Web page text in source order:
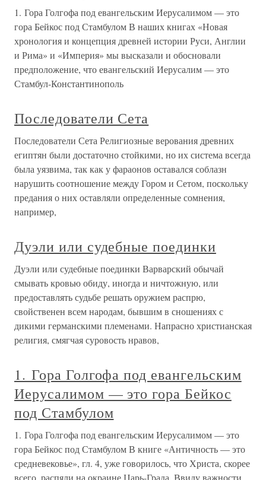
1. Гора Голгофа под евангельским Иерусалимом — это
гора Бейкос под Стамбулом В наших книгах «Новая
хронология и концепция древней истории Руси, Англии
и Рима» и «Империя» мы высказали и обосновали
предположение, что евангельский Иерусалим — это
Стамбул-Константинополь
Последователи Сета
Последователи Сета Религиозные верования древних
египтян были достаточно стойкими, но их система всегда
была уязвима, так как у фараонов оставался соблазн
нарушить соотношение между Гором и Сетом, поскольку
предания о них оставляли определенные сомнения,
например,
Дуэли или судебные поединки
Дуэли или судебные поединки Варварский обычай
смывать кровью обиду, иногда и ничтожную, или
предоставлять судьбе решать оружием распрю,
свойственен всем народам, бывшим в сношениях с
дикими германскими племенами. Напрасно христианская
религия, смягчая суровость нравов,
1. Гора Голгофа под евангельским
Иерусалимом — это гора Бейкос
под Стамбулом
1. Гора Голгофа под евангельским Иерусалимом — это
гора Бейкос под Стамбулом В книге «Античность — это
средневековье», гл. 4, уже говорилось, что Христа, скорее
всего, распяли на окраине Царь-Града. Ввиду важности